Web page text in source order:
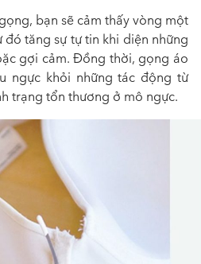
bạn sẽ cảm thấy vòng một
tăng sự tự tin khi diện những
gợi cảm. Đồng thời, gọng áo
ngực khỏi những tác động từ
trạng tổn thương ở mô ngực.